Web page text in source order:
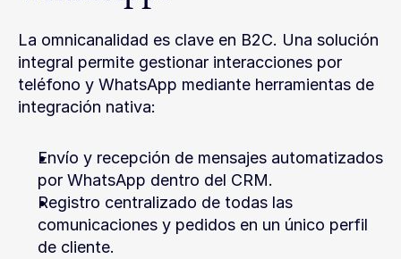
La omnicanalidad es clave en B2C. Una solución
integral permite gestionar interacciones por
teléfono y WhatsApp mediante herramientas de
integración nativa:
Envío y recepción de mensajes automatizados
por WhatsApp dentro del CRM.
Registro centralizado de todas las
comunicaciones y pedidos en un único perfil
de cliente.